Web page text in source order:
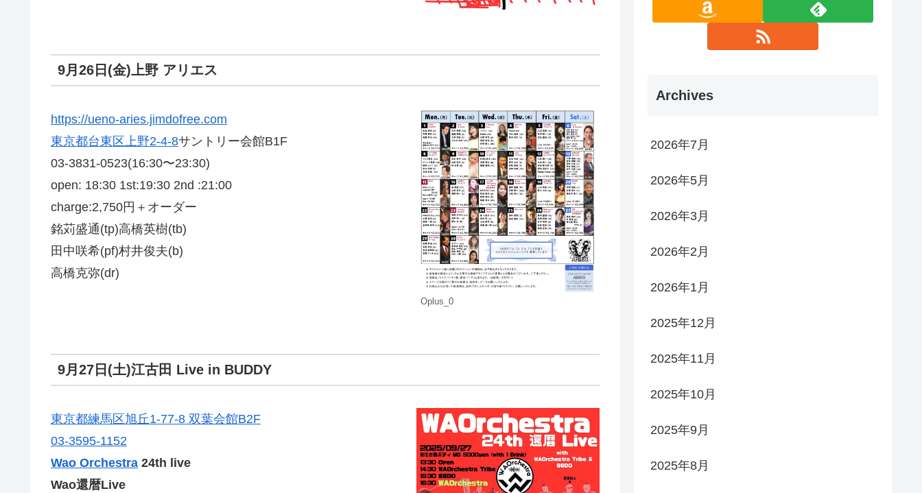
9月26日(金)上野 アリエス
https://ueno-aries.jimdofree.com
東京都台東区上野2-4-8サントリー会館B1F
03-3831-0523(16:30〜23:30)
open: 18:30 1st:19:30 2nd :21:00
charge:2,750円＋オーダー
銘苅盛通(tp)高橋英樹(tb)
田中咲希(pf)村井俊夫(b)
高橋克弥(dr)
Oplus_0
9月27日(土)江古田 Live in BUDDY
東京都練馬区旭丘1-77-8 双葉会館B2F
03-3595-1152
Wao Orchestra 24th live
Wao還暦Live
Archives
2026年7月
2026年5月
2026年3月
2026年2月
2026年1月
2025年12月
2025年11月
2025年10月
2025年9月
2025年8月